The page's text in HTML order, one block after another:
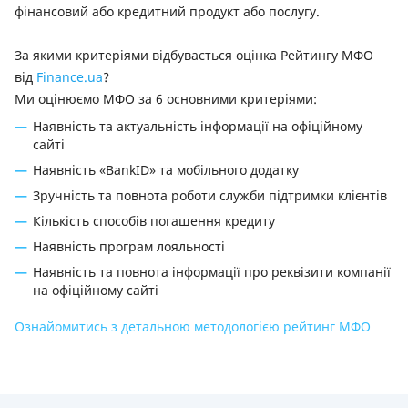
фінансовий або кредитний продукт або послугу.
За якими критеріями відбувається оцінка Рейтингу МФО
від Finance.ua?
Ми оцінюємо МФО за 6 основними критеріями:
Наявність та актуальність інформації на офіційному
сайті
Наявність «BankID» та мобільного додатку
Зручність та повнота роботи служби підтримки клієнтів
Кількість способів погашення кредиту
Наявність програм лояльності
Наявність та повнота інформації про реквізити компанії
на офіційному сайті
Ознайомитись з детальною методологією рейтинг МФО